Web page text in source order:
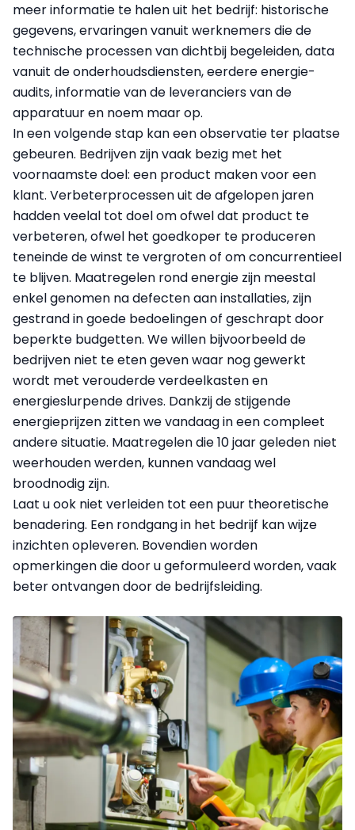
meer informatie te halen uit het bedrijf: historische
gegevens, ervaringen vanuit werknemers die de
technische processen van dichtbij begeleiden, data
vanuit de onderhoudsdiensten, eerdere energie-
audits, informatie van de leveranciers van de
apparatuur en noem maar op.
In een volgende stap kan een observatie ter plaatse
gebeuren. Bedrijven zijn vaak bezig met het
voornaamste doel: een product maken voor een
klant. Verbeterprocessen uit de afgelopen jaren
hadden veelal tot doel om ofwel dat product te
verbeteren, ofwel het goedkoper te produceren
teneinde de winst te vergroten of om concurrentieel
te blijven. Maatregelen rond energie zijn meestal
enkel genomen na defecten aan installaties, zijn
gestrand in goede bedoelingen of geschrapt door
beperkte budgetten. We willen bijvoorbeeld de
bedrijven niet te eten geven waar nog gewerkt
wordt met verouderde verdeelkasten en
energieslurpende drives. Dankzij de stijgende
energieprijzen zitten we vandaag in een compleet
andere situatie. Maatregelen die 10 jaar geleden niet
weerhouden werden, kunnen vandaag wel
broodnodig zijn.
Laat u ook niet verleiden tot een puur theoretische
benadering. Een rondgang in het bedrijf kan wijze
inzichten opleveren. Bovendien worden
opmerkingen die door u geformuleerd worden, vaak
beter ontvangen door de bedrijfsleiding.